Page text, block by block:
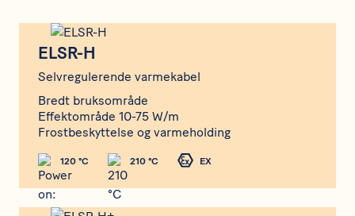
ELSR-H
Selvregulerende varmekabel
Bredt bruksområde
Effektområde 10-75 W/m
Frostbeskyttelse og varmeholding
120 °C 210 °C EX
ELSR-H